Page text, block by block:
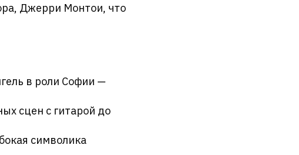
Джерри Монтои, что
в роли Софии —
сцен с гитарой до
символика